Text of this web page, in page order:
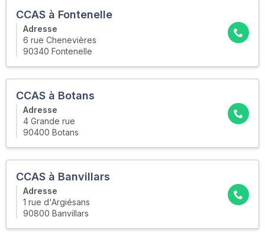
CCAS à Fontenelle
Adresse
6 rue Chenevières
90340 Fontenelle
CCAS à Botans
Adresse
4 Grande rue
90400 Botans
CCAS à Banvillars
Adresse
1 rue d'Argiésans
90800 Banvillars